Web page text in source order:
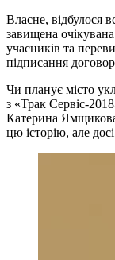
Власне, відбулося
завищена
учасників та
підписання
Чи планує місто
з «Трак Сервіс-
Катерина
цю історію, але